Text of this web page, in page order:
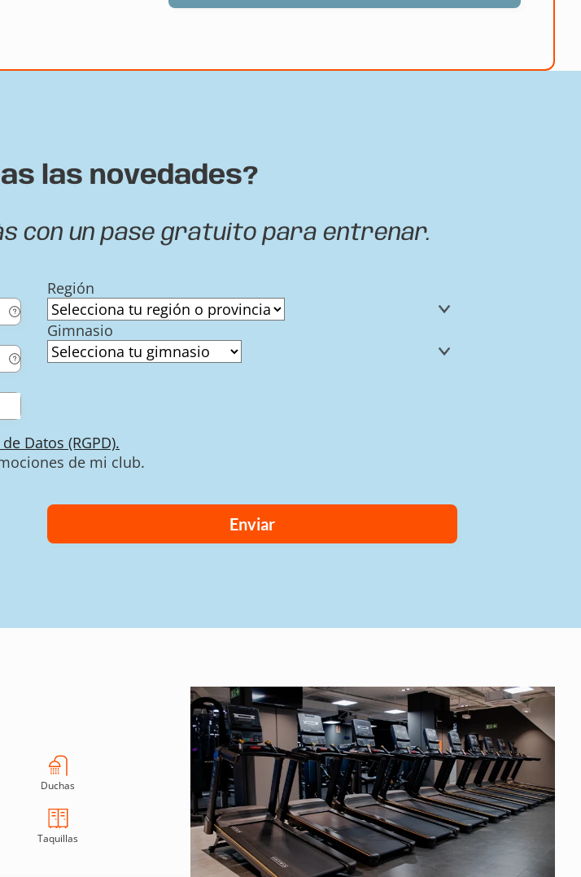
las novedades?
con un pase gratuito para entrenar.
Región
Gimnasio
Datos (RGPD).
de mi club.
Duchas
Taquillas